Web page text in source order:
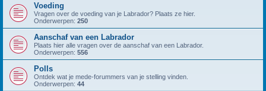
Voeding
Vragen over de voeding van je Labrador? Plaats ze hier.
Onderwerpen: 250
Aanschaf van een Labrador
Plaats hier alle vragen over de aanschaf van een Labrador.
Onderwerpen: 556
Polls
Ontdek wat je mede-forummers van je stelling vinden.
Onderwerpen: 44